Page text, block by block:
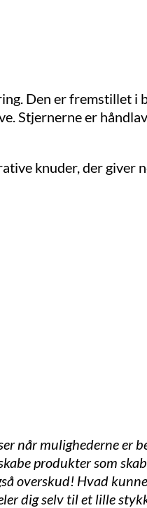
Den er fremstillet i
Stjernerne er
knuder, der giver
når mulighederne er
produkter som
overskud! Hvad
dig selv til et lille